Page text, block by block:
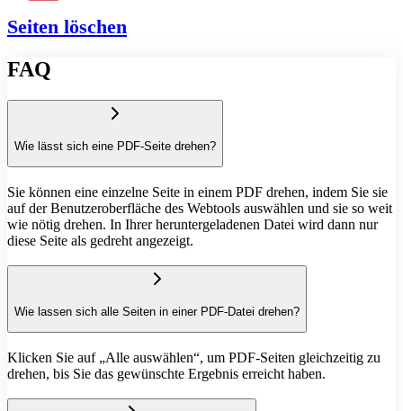
Seiten löschen
FAQ
Wie lässt sich eine PDF-Seite drehen?
Sie können eine einzelne Seite in einem PDF drehen, indem Sie sie
auf der Benutzeroberfläche des Webtools auswählen und sie so weit
wie nötig drehen. In Ihrer heruntergeladenen Datei wird dann nur
diese Seite als gedreht angezeigt.
Wie lassen sich alle Seiten in einer PDF-Datei drehen?
Klicken Sie auf „Alle auswählen“, um PDF-Seiten gleichzeitig zu
drehen, bis Sie das gewünschte Ergebnis erreicht haben.